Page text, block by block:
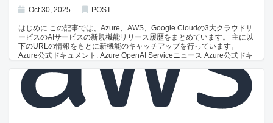
Oct 30, 2025 POST
はじめに この記事では、Azure、AWS、Google Cloudの3大クラウドサ
ービスのAIサービスの新規機能リリース履歴をまとめています。 主に以
下のURLの情報をもとに新機能のキャッチアップを行っています。
Azure公式ドキュメント: Azure OpenAI Serviceニュース Azure公式ドキ
ト管理リポジトリ Github: Azure OpenAI APIプレビューバージョン一覧
Github: Azure OpenAI API安定版バージョン一覧 AWS公式ドキュメント:
AWS Bedrockリリースノート Google Cloud公式ドキュメント: Vertex AI
リリースノート Anthropic公式ドキュメント: APIバージョン一覧 Azure
2025年10月01日: Microsoftがエージェント型AIアプリ開発基盤